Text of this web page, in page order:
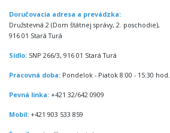
Doručovacia adresa a prevádzka:
Družstevná 2 (Dom štátnej správy, 2. poschodie),
916 01 Stará Turá
Sídlo: SNP 266/3, 916 01 Stará Turá
Pracovná doba: Pondelok - Piatok 8:00 - 15:30 hod.
Pevná linka: +421 32/642 0909
Mobil: +421 903 533 859